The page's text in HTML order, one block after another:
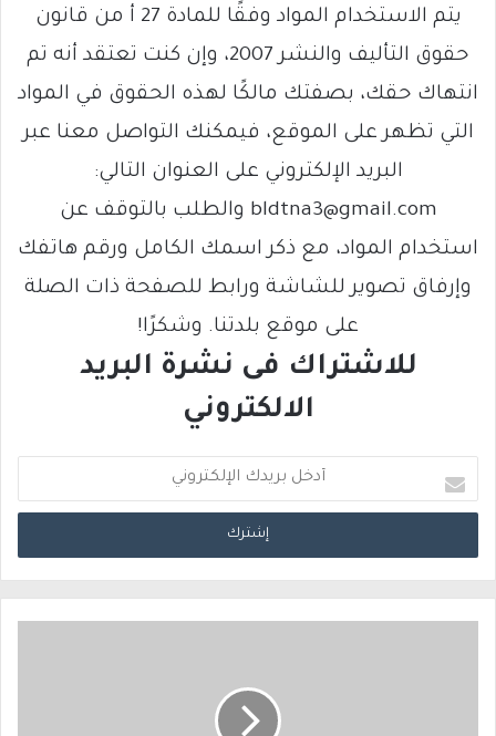
يتم الاستخدام المواد وفقًا للمادة 27 أ من قانون
حقوق التأليف والنشر 2007، وإن كنت تعتقد أنه تم
انتهاك حقك، بصفتك مالكًا لهذه الحقوق في المواد
التي تظهر على الموقع، فيمكنك التواصل معنا عبر
البريد الإلكتروني على العنوان التالي:
bldtna3@gmail.com والطلب بالتوقف عن
استخدام المواد، مع ذكر اسمك الكامل ورقم هاتفك
وإرفاق تصوير للشاشة ورابط للصفحة ذات الصلة
على موقع بلدتنا. وشكرًا!
للاشتراك فى نشرة البريد
الالكتروني
د
خ